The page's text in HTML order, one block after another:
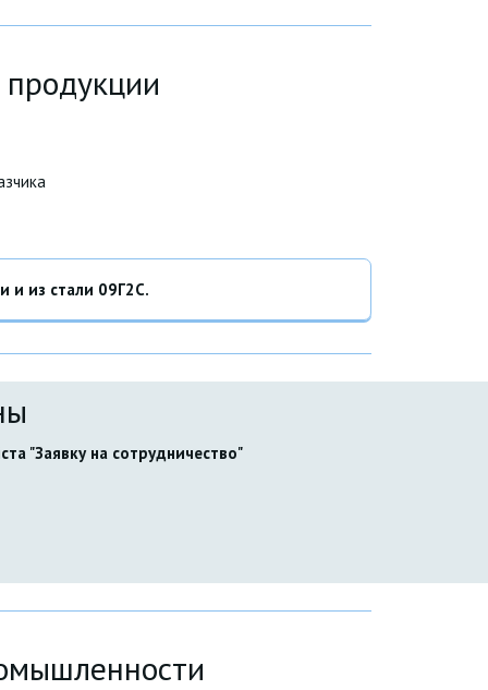
и из стали 09Г2С.
"Заявку на сотрудничество"